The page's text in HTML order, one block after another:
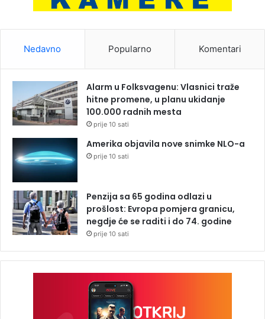
Nedavno Popularno Komentari
Alarm u Folksvagenu: Vlasnici traže
hitne promene, u planu ukidanje
100.000 radnih mesta
prije 10 sati
Amerika objavila nove snimke NLO-a
prije 10 sati
Penzija sa 65 godina odlazi u
prošlost: Evropa pomjera granicu,
negdje će se raditi i do 74. godine
prije 10 sati